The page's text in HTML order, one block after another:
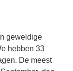
geweldige
hebben 33
De meest